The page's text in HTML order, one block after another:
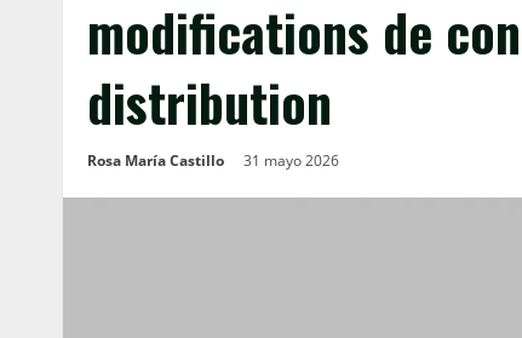
modifications de
distribution
Rosa María Castillo 31 mayo 2026